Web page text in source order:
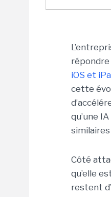
répondre
iOS et
cette
qu’une
similaires
Côté
qu’elle
restent